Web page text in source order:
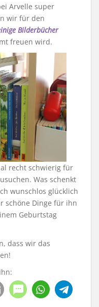
Arvelle super
wir für den
Bilderbücher
freuen wird.
recht schwierig für
Was schenkt
wunschlos glücklich
schöne Dinge für ihn
Geburtstag
dass wir das